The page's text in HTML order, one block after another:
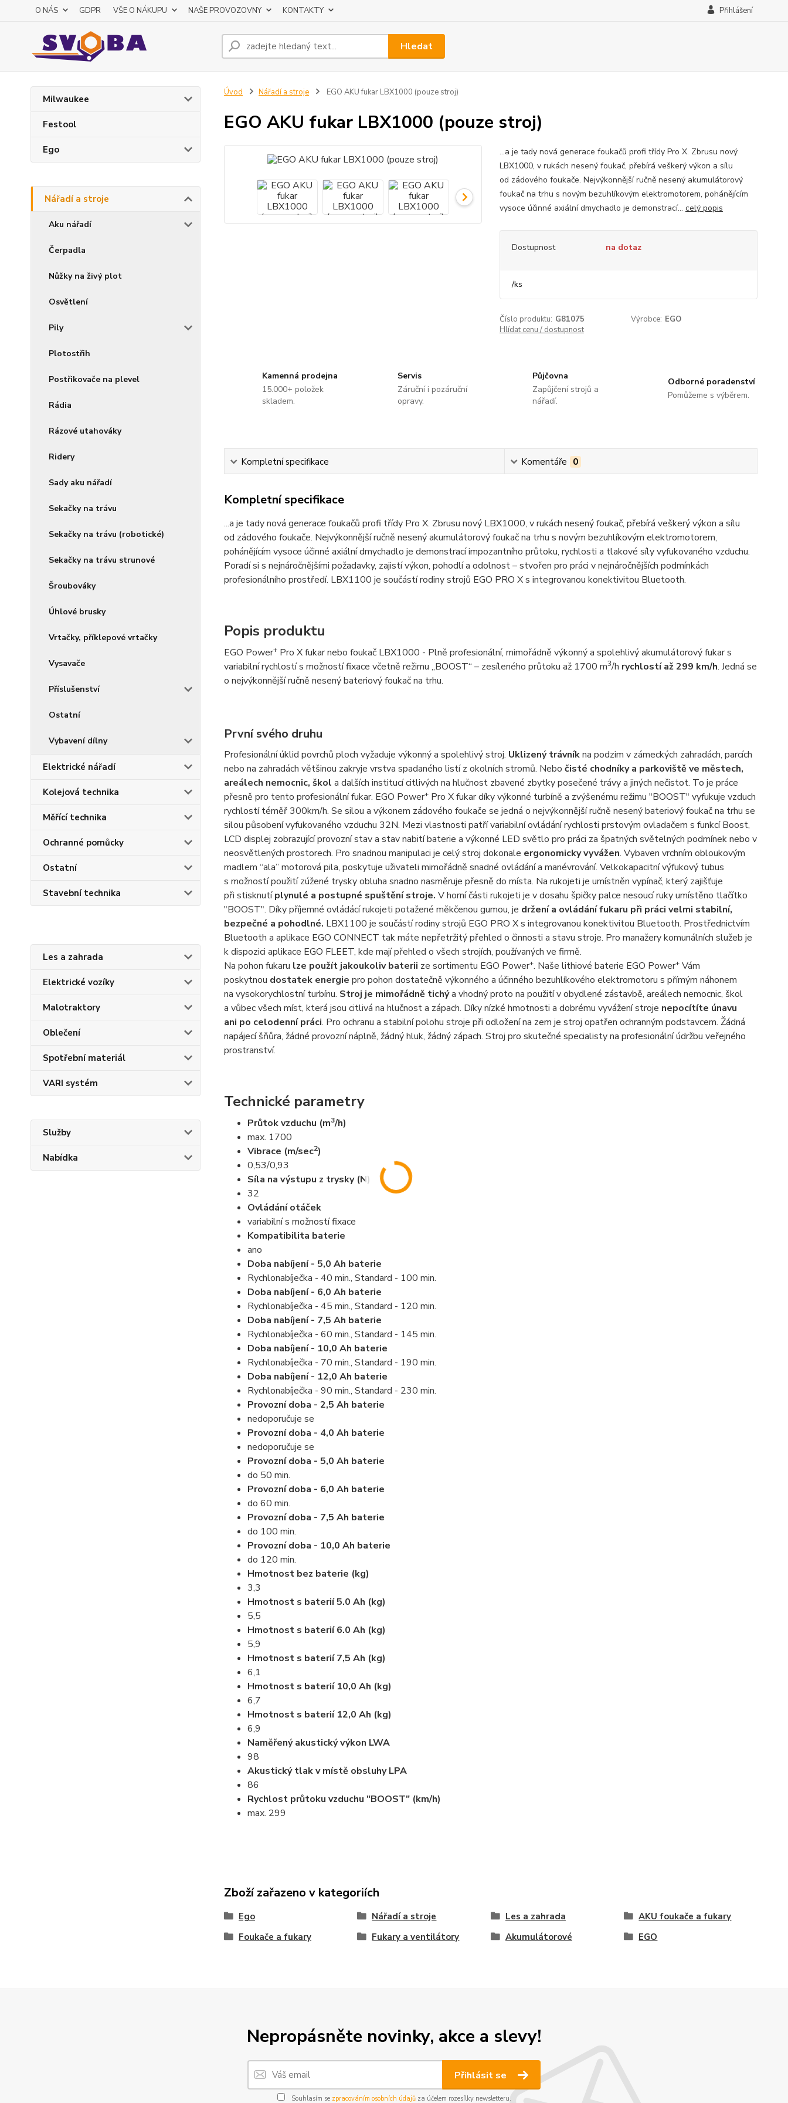
O NÁS GDPR VŠE O NÁKUPU NAŠE PROVOZOVNY KONTAKTY Přihlášení
Hledat
Milwaukee
Festool
Ego
Nářadí a stroje
Aku nářadí
Čerpadla
Nůžky na živý plot
Osvětlení
Pily
Plotostřih
Postřikovače na plevel
Rádia
Rázové utahováky
Ridery
Sady aku nářadí
Sekačky na trávu
Sekačky na trávu (robotické)
Sekačky na trávu strunové
Šroubováky
Úhlové brusky
Vrtačky, příklepové vrtačky
Vysavače
Příslušenství
Ostatní
Vybavení dílny
Elektrické nářadí
Kolejová technika
Měřící technika
Ochranné pomůcky
Ostatní
Stavební technika
Les a zahrada
Elektrické vozíky
Malotraktory
Oblečení
Spotřební materiál
VARI systém
Služby
Nabídka
Úvod Nářadí a stroje EGO AKU fukar LBX1000 (pouze stroj)
EGO AKU fukar LBX1000 (pouze stroj)
...a je tady nová generace foukačů profi třídy Pro X. Zbrusu nový
LBX1000, v rukách nesený foukač, přebírá veškerý výkon a sílu
od zádového foukače. Nejvýkonnější ručně nesený akumulátorový
foukač na trhu s novým bezuhlíkovým elektromotorem, pohánějícím
vysoce účinné axiální dmychadlo je demonstrací... celý popis
Dostupnost na dotaz
/ks
Číslo produktu: G81075 Výrobce: EGO
Hlídat cenu / dostupnost
Kamenná prodejna
15.000+ položek
skladem.
Servis
Záruční i pozáruční
opravy.
Půjčovna
Zapůjčení strojů a
nářadí.
Odborné poradenství
Pomůžeme s výběrem.
Kompletní specifikace Komentáře 0
Kompletní specifikace
...a je tady nová generace foukačů profi třídy Pro X. Zbrusu nový LBX1000, v rukách nesený foukač, přebírá veškerý výkon a sílu
od zádového foukače. Nejvýkonnější ručně nesený akumulátorový foukač na trhu s novým bezuhlíkovým elektromotorem,
pohánějícím vysoce účinné axiální dmychadlo je demonstrací impozantního průtoku, rychlosti a tlakové síly vyfukovaného vzduchu.
Poradí si s nejnáročnějšími požadavky, zajistí výkon, pohodlí a odolnost – stvořen pro práci v nejnáročnějších podmínkách
profesionálního prostředí. LBX1100 je součástí rodiny strojů EGO PRO X s integrovanou konektivitou Bluetooth.
Popis produktu
EGO Power+Pro X fukar nebo foukač LBX1000 - Plně profesionální, mimořádně výkonný a spolehlivý akumulátorový fukar s
variabilní rychlostí s možností fixace včetně režimu „BOOST“ – zesíleného průtoku až 1700 m3/h rychlostí až 299 km/h. Jedná se
o nejvýkonnější ručně nesený bateriový foukač na trhu.
První svého druhu
Profesionální úklid povrchů ploch vyžaduje výkonný a spolehlivý stroj. Uklizený trávníkna podzim v zámeckých zahradách, parcích
nebo na zahradách většinou zakryje vrstva spadaného listí z okolních stromů. Nebo čisté chodníky a parkoviště ve městech,
areálech nemocnic, škol a dalších institucí citlivých na hlučnost zbavené zbytky posečené trávy a jiných nečistot. To je práce
přesně pro tento profesionální fukar. EGO Power+Pro X fukar díky výkonné turbíně a zvýšenému režimu "BOOST" vyfukuje vzduch
rychlostí téměř 300km/h. Se silou a výkonem zádového foukače se jedná o nejvýkonnější ručně nesený bateriový foukač na trhu se
silou působení vyfukovaného vzduchu 32N. Mezi vlastnosti patří variabilní ovládání rychlosti prstovým ovladačem s funkcí Boost,
LCD displej zobrazující provozní stav a stav nabití baterie a výkonné LED světlo pro práci za špatných světelných podmínek nebo v
neosvětlených prostorech. Pro snadnou manipulaci je celý stroj dokonale ergonomicky vyvážen. Vybaven vrchním obloukovým
madlem “ala” motorová pila, poskytuje uživateli mimořádně snadné ovládání a manévrování. Velkokapacitní výfukový tubus
s možností použití zúžené trysky obluha snadno nasměruje přesně do místa. Na rukojeti je umístněn vypínač, který zajišťuje
při stisknutíplynulé a postupné spuštění stroje. V horní části rukojeti je v dosahu špičky palce nesoucí ruky umístěno tlačítko
"BOOST". Díky příjemné ovládácí rukojeti potažené měkčenou gumou, je držení a ovládání fukaru při práci velmi stabilní,
bezpečné a pohodlné. LBX1100 je součástí rodiny strojů EGO PRO X s integrovanou konektivitou Bluetooth. Prostřednictvím
Bluetooth a aplikace EGO CONNECT tak máte nepřetržitý přehled o činnosti a stavu stroje. Pro manažery komunálních služeb je
k dispozici aplikace EGO FLEET, kde mají přehled o všech strojích, používaných ve firmě.
Na pohon fukaru lze použít jakoukoliv baterii ze sortimentu EGO Power+. Naše lithiové baterie EGO Power+Vám
poskytnou dostatek energie pro pohon dostatečně výkonného a účinného bezuhlíkového elektromotoru s přímým náhonem
na vysokorychlostní turbínu. Stroj je mimořádně tichýa vhodný proto na použití v obydlené zástavbě, areálech nemocnic, škol
a vůbec všech míst, která jsou citlivá na hlučnost a zápach. Díky nízké hmotnosti a dobrému vyvážení stroje nepocítíte únavu
ani po celodenní práci. Pro ochranu a stabilní polohu stroje při odložení na zem je stroj opatřen ochranným podstavcem. Žádná
napájecí šňůra, žádné provozní náplně, žádný hluk, žádný zápach. Stroj pro skutečné specialisty na profesionální údržbu veřejného
prostranství.
Technické parametry
Průtok vzduchu (m3/h)
max. 1700
Vibrace (m/sec2)
0,53/0,93
Síla na výstupu z trysky (N)
32
Ovládání otáček
variabilní s možností fixace
Kompatibilita baterie
ano
Doba nabíjení - 5,0 Ah baterie
Rychlonabíječka - 40 min., Standard - 100 min.
Doba nabíjení - 6,0 Ah baterie
Rychlonabíječka - 45 min., Standard - 120 min.
Doba nabíjení - 7,5 Ah baterie
Rychlonabíječka - 60 min., Standard - 145 min.
Doba nabíjení - 10,0 Ah baterie
Rychlonabíječka - 70 min., Standard - 190 min.
Doba nabíjení - 12,0 Ah baterie
Rychlonabíječka - 90 min., Standard - 230 min.
Provozní doba - 2,5 Ah baterie
nedoporučuje se
Provozní doba - 4,0 Ah baterie
nedoporučuje se
Provozní doba - 5,0 Ah baterie
do 50 min.
Provozní doba - 6,0 Ah baterie
do 60 min.
Provozní doba - 7,5 Ah baterie
do 100 min.
Provozní doba - 10,0 Ah baterie
do 120 min.
Hmotnost bez baterie (kg)
3,3
Hmotnost s baterií 5.0 Ah (kg)
5,5
Hmotnost s baterií 6.0 Ah (kg)
5,9
Hmotnost s baterií 7,5 Ah (kg)
6,1
Hmotnost s baterií 10,0 Ah (kg)
6,7
Hmotnost s baterií 12,0 Ah (kg)
6,9
Naměřený akustický výkon LWA
98
Akustický tlak v místě obsluhy LPA
86
Rychlost průtoku vzduchu "BOOST" (km/h)
max. 299
Zboží zařazeno v kategoriích
Ego Nářadí a stroje Les a zahrada
AKU foukače a fukary
Foukače a fukary
Fukary a ventilátory Akumulátorové EGO
Nepropásněte novinky, akce a slevy!
Přihlásit se
Souhlasím se zpracováním osobních údajůza účelem rozesílky newsletteru.